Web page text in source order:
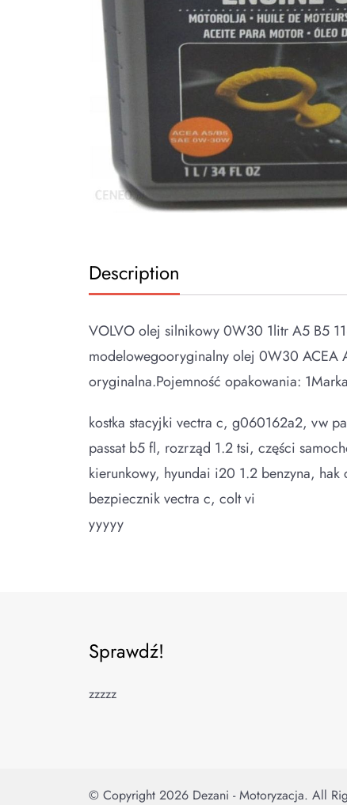
Description
VOLVO olej silnikowy 0W30 1litr A5 B5
modelowegooryginalny olej 0W30 ACEA
oryginalna.Pojemność opakowania:
kostka stacyjki vectra c, g060162a2, vw
passat b5 fl, rozrząd 1.2 tsi, części
kierunkowy, hyundai i20 1.2 benzyna,
bezpiecznik vectra c, colt vi
yyyyy
Sprawdź!
zzzzz
© Copyright 2026 Dezani - Motoryzacja. All